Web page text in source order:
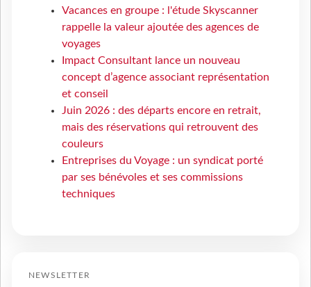
Vacances en groupe : l'étude Skyscanner
rappelle la valeur ajoutée des agences de
voyages
Impact Consultant lance un nouveau
concept d’agence associant représentation
et conseil
Juin 2026 : des départs encore en retrait,
mais des réservations qui retrouvent des
couleurs
Entreprises du Voyage : un syndicat porté
par ses bénévoles et ses commissions
techniques
NEWSLETTER